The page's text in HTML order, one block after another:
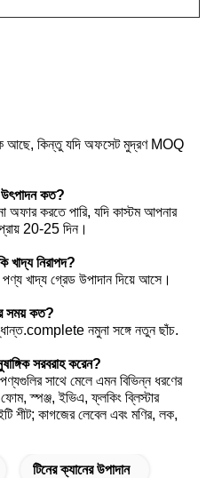
আছে, কিন্তু যদি অফসেট মুদ্রণ MOQ
উৎপাদন কত?
অফার করতে পারি, যদি কাস্টম আপনার
20-25 দিন।
খাদ্য নিরাপদ?
খাদ্য গ্রেড উপাদান দিয়ে আসে।
সময় কত?
নমুনা সঙ্গে নতুন ছাঁচ.
সরবরাহ করেন?
সাথে মেলে এমন বিভিন্ন ধরণের
স্পঞ্জ, ইভিএ, ফ্লকিং ব্লিস্টার
শীট; কাগজের লেবেল এবং মণির, লক,
টিনের ক্যানের উপাদান